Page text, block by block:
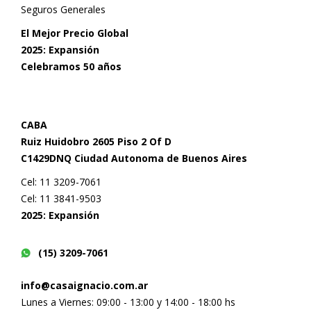
Seguros Generales
El Mejor Precio Global
2025: Expansión
Celebramos 50 años
CABA
Ruiz Huidobro 2605 Piso 2 Of D
C1429DNQ Ciudad Autonoma de Buenos Aires
Cel: 11 3209-7061
Cel: 11 3841-9503
2025: Expansión
(15) 3209-7061
info@casaignacio.com.ar
Lunes a Viernes: 09:00 - 13:00 y 14:00 - 18:00 hs